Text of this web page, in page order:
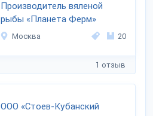
Производитель вяленой
рыбы «Планета Ферм»
Москва 20
1 отзыв
ООО «Стоев-Кубанский